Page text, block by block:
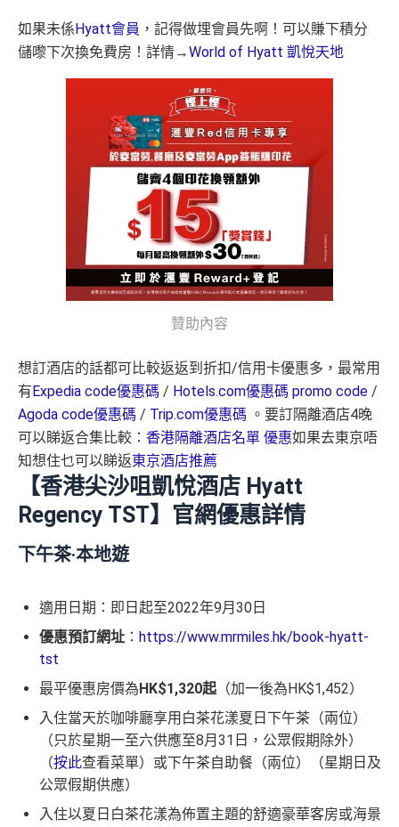
如果未係 Hyatt會員 ，記得做埋會員先啊！可以賺下積分
儲嚟下次換免費房！詳情→World of Hyatt 凱悅天地
贊助內容
想訂酒店的話都可比較返返到折扣/信用卡優惠多，最常用
有 Expedia code優惠碼 / Hotels.com優惠碼 promo code /
Agoda code優惠碼 / Trip.com優惠碼 。要訂隔離酒店4晚
可以睇返合集比較： 香港隔離酒店名單 優惠如果去東京唔
知想住乜可以睇返東京酒店推薦
【香港尖沙咀凱悅酒店 Hyatt
Regency TST】官網優惠詳情
下午茶‧本地遊
適用日期：即日起至2022年9月30日
優惠預訂網址 ： https://www.mrmiles.hk/book-hyatt-
tst
最平優惠房價為 HK$1,320起（加一後為HK$1,452）
入住當天於咖啡廳享用白茶花漾夏日下午茶（兩位）
（只於星期一至六供應至8月31日，公眾假期除外）
（按此查看菜單）或下午茶自助餐（兩位）（星期日及
公眾假期供應）
入住以夏日白茶花漾為佈置主題的舒適豪華客房或海景